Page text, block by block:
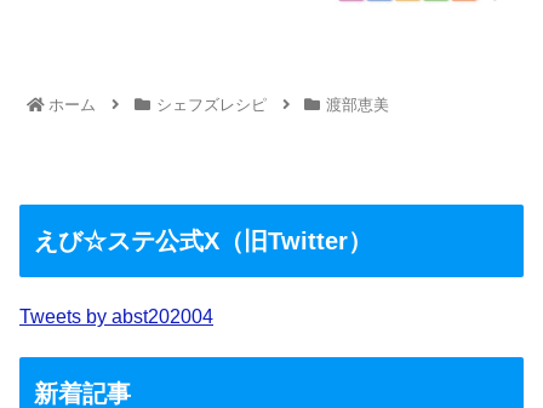
ホーム シェフズレシピ 渡部恵美
えび☆ステ公式X（旧Twitter）
Tweets by abst202004
新着記事